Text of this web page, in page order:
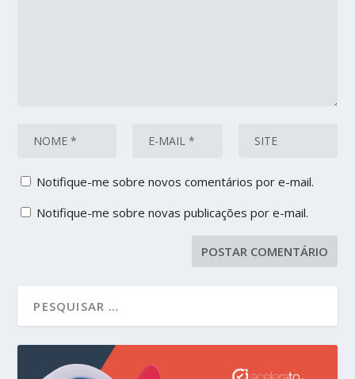
Notifique-me sobre novos comentários por e-mail.
Notifique-me sobre novas publicações por e-mail.